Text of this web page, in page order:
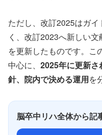
ただし、改訂2025はガ
く、改訂2023へ新しい
を更新したものです。こ
中心に、 2025年に更新
針、院内で決める運用を
脳卒中リハ全体から記